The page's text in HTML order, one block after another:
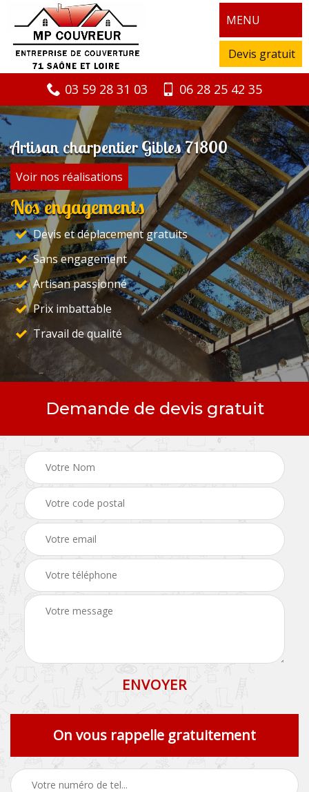
MENU
Devis gratuit
03 59 28 31 03 06 28 25 42 35
Artisan charpentier Gibles 71800
Voir nos réalisations
Nos engagements
Devis et déplacement gratuits
Sans engagement
Artisan passionné
Prix imbattable
Travail de qualité
Demande de devis gratuit
On vous rappelle gratuitement